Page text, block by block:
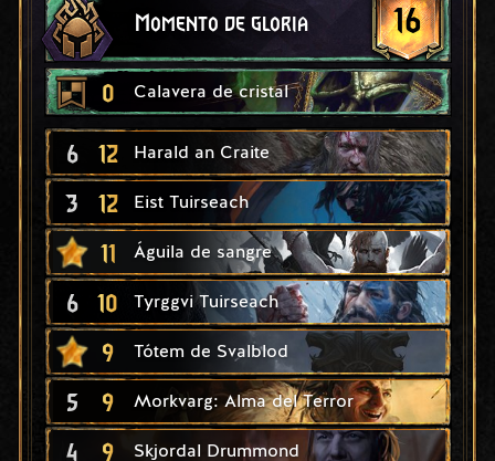
Momento de gloria 16
0 Calavera de cristal
6 12 Harald an Craite
3 12 Eist Tuirseach
11 Águila de sangre
6 10 Tyrggvi Tuirseach
9 Tótem de Svalblod
5 9 Morkvarg: Alma del Terror
4 9 Skjordal Drummond